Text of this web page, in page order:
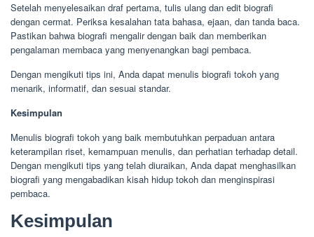
Setelah menyelesaikan draf pertama, tulis ulang dan edit biografi
dengan cermat. Periksa kesalahan tata bahasa, ejaan, dan tanda baca.
Pastikan bahwa biografi mengalir dengan baik dan memberikan
pengalaman membaca yang menyenangkan bagi pembaca.
Dengan mengikuti tips ini, Anda dapat menulis biografi tokoh yang
menarik, informatif, dan sesuai standar.
Kesimpulan
Menulis biografi tokoh yang baik membutuhkan perpaduan antara
keterampilan riset, kemampuan menulis, dan perhatian terhadap detail.
Dengan mengikuti tips yang telah diuraikan, Anda dapat menghasilkan
biografi yang mengabadikan kisah hidup tokoh dan menginspirasi
pembaca.
Kesimpulan